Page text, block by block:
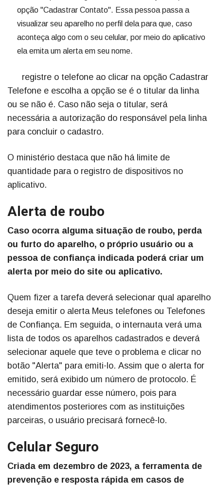
opção "Cadastrar Contato". Essa pessoa passa a
visualizar seu aparelho no perfil dela para que, caso
aconteça algo com o seu celular, por meio do aplicativo
ela emita um alerta em seu nome.
registre o telefone ao clicar na opção Cadastrar
Telefone e escolha a opção se é o titular da linha
ou se não é. Caso não seja o titular, será
necessária a autorização do responsável pela linha
para concluir o cadastro.
O ministério destaca que não há limite de
quantidade para o registro de dispositivos no
aplicativo.
Alerta de roubo
Caso ocorra alguma situação de roubo, perda
ou furto do aparelho, o próprio usuário ou a
pessoa de confiança indicada poderá criar um
alerta por meio do site ou aplicativo.
Quem fizer a tarefa deverá selecionar qual aparelho
deseja emitir o alerta Meus telefones ou Telefones
de Confiança. Em seguida, o internauta verá uma
lista de todos os aparelhos cadastrados e deverá
selecionar aquele que teve o problema e clicar no
botão "Alerta" para emiti-lo. Assim que o alerta for
emitido, será exibido um número de protocolo. É
necessário guardar esse número, pois para
atendimentos posteriores com as instituições
parceiras, o usuário precisará fornecê-lo.
Celular Seguro
Criada em dezembro de 2023, a ferramenta de
prevenção e resposta rápida em casos de